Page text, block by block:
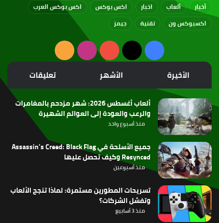
أخبار
ألعاب اخبار اكس بوكس
اكس بوكس العرب
اكسبوكس ون
تقنية جيمز
فيسبوك
‫X
‫YouTubeانستقرامملخص
الموقع
RSS
الأخيرة الأشهر تعليقات
ألعاب أغسطس 2026: شهر مزدحم بالمغامرات
والرعب والعودة إلى العوالم الشهيرة
منذ أسبوع واحد
جميع الأسلحة في Assassin’s Creed: Black Flag
Resynced وكيف تحصل عليها
منذ أسبوعين
تسريحات المطورين مستمرة: لماذا تنجح الألعاب
وتفشل الشركات؟
منذ 3 أسابيع